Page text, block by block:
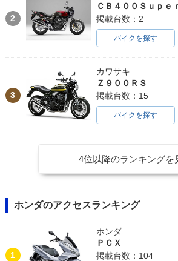
2
掲載台数：2
バイクを探す
3
カワサキ
Ｚ９００ＲＳ
掲載台数：15
バイクを探す
4位以降のランキングを
ホンダのアクセスランキング
1
ホンダ
ＰＣＸ
掲載台数：104